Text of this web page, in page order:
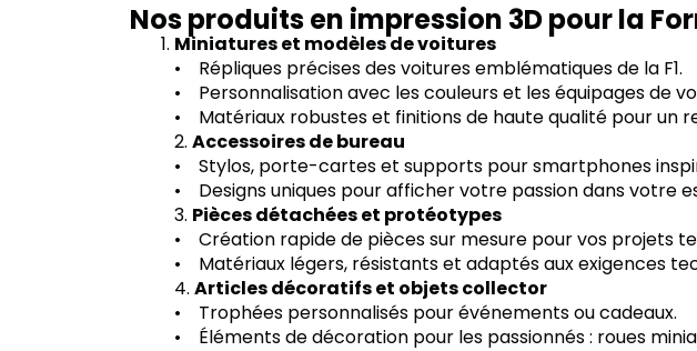
Nos produits en impression 3D pour la
Miniatures et modèles de voitures
• Répliques précises des voitures emblématiques de la F1.
• Personnalisation avec les couleurs et les équipages de
• Matériaux robustes et finitions de haute qualité pour un
2. Accessoires de bureau
• Stylos, porte-cartes et supports pour smartphones
• Designs uniques pour afficher votre passion dans votre
3. Pièces détachées et protéotypes
• Création rapide de pièces sur mesure pour vos projets
• Matériaux légers, résistants et adaptés aux exigences
4. Articles décoratifs et objets collector
• Trophées personnalisés pour événements ou cadeaux.
• Éléments de décoration pour les passionnés : roues